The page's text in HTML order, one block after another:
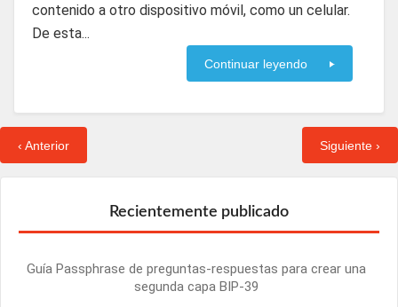
contenido a otro dispositivo móvil, como un celular.
De esta...
Continuar leyendo
‹ Anterior Siguiente ›
Recientemente publicado
Guía Passphrase de preguntas-respuestas para crear una
segunda capa BIP-39